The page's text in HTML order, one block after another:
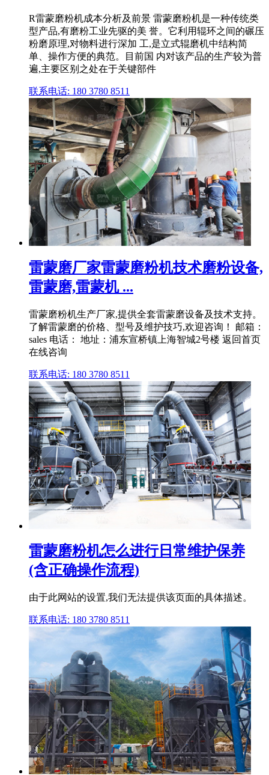
R雷蒙磨粉机成本分析及前景 雷蒙磨粉机是一种传统类
型产品,有磨粉工业先驱的美 誉。它利用辊环之间的碾压
粉磨原理,对物料进行深加 工,是立式辊磨机中结构简
单、操作方便的典范。目前国 内对该产品的生产较为普
遍,主要区别之处在于关键部件
联系电话: 180 3780 8511
雷蒙磨厂家雷蒙磨粉机技术磨粉设备,
雷蒙磨,雷蒙机 ...
雷蒙磨粉机生产厂家,提供全套雷蒙磨设备及技术支持。
了解雷蒙磨的价格、型号及维护技巧,欢迎咨询！ 邮箱：
sales 电话： 地址：浦东宣桥镇上海智城2号楼 返回首页
在线咨询
联系电话: 180 3780 8511
雷蒙磨粉机怎么进行日常维护保养
(含正确操作流程)
由于此网站的设置,我们无法提供该页面的具体描述。
联系电话: 180 3780 8511